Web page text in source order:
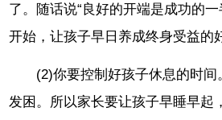
了。随话说“良好的开端是成功的
开始，让孩子早日养成终身受益的
(2)你要控制好孩子休息的时
发困。所以家长要让孩子早睡早起